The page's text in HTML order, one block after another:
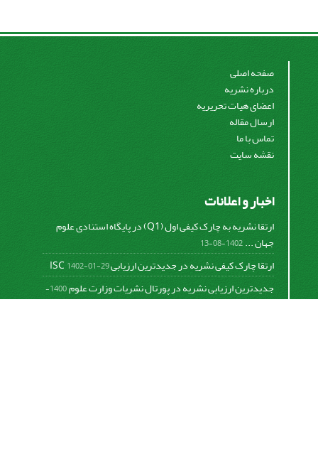
صفحه اصلی
درباره نشریه
اعضای هیات تحریریه
ارسال مقاله
تماس با ما
نقشه سایت
اخبار و اعلانات
ارتقا نشریه به چارک کیفی اول (Q1) در پایگاه استنادی علوم
جهان ...1402-08-13
ارتقا چارک کیفی نشریه در جدیدترین ارزیابی ISC1402-01-29
جدیدترین ارزیابی نشریه در پورتال نشریات وزارت علوم
1400-